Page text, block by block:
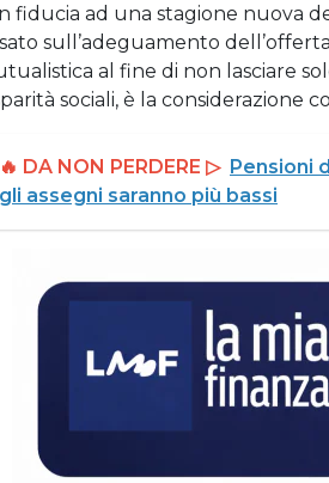
fiducia ad una stagione nuova
sull’adeguamento
al fine di non lasciare
sociali, è la considerazione
🔥 DA NON PERDERE ▷ Pensioni
gli assegni saranno più bassi